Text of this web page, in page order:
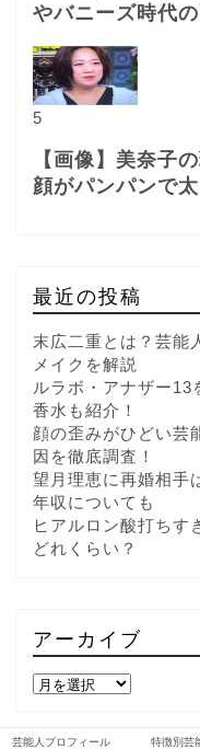
やバニーズ時代
5
【画像】美奈子
顔がパンパンで
最近の投稿
末広二重とは？芸能
メイクを解説
ルラボ・アナザー13
香水も紹介！
顔の歪みがひどい芸
因を徹底調査！
望月理恵に再婚相手
年収についても
ヒアルロン酸打ちす
どれくらい？
アーカイブ
芸能人プロフィール 特徴別芸